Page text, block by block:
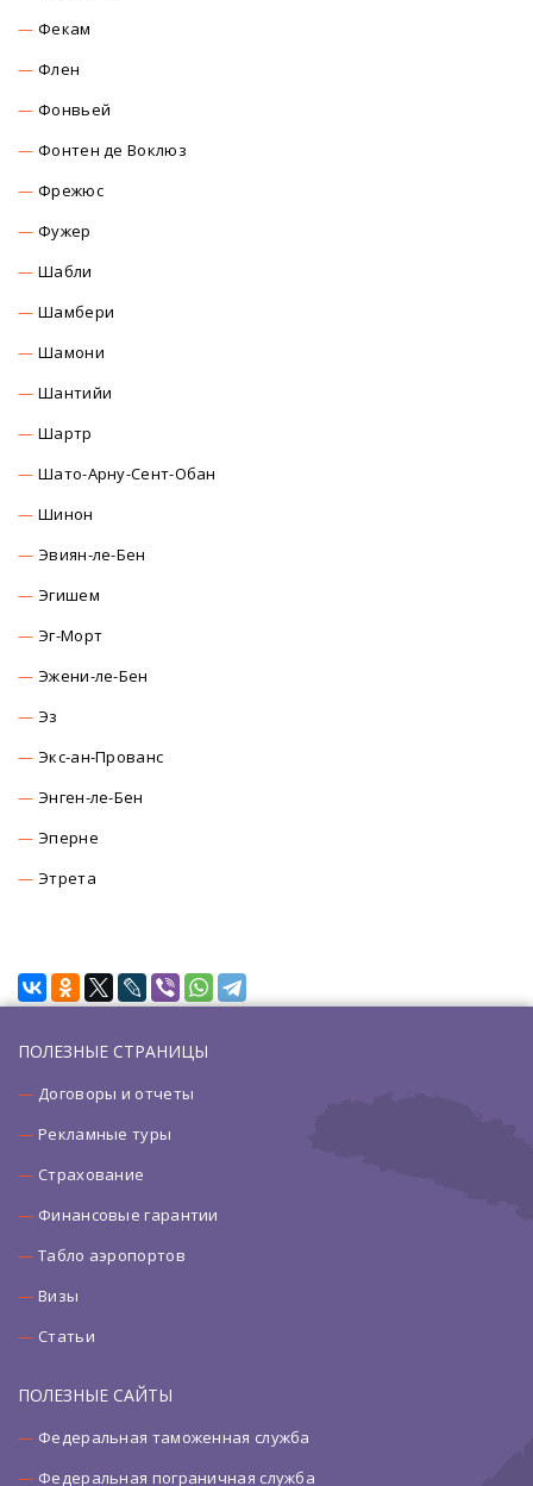
Фекам
Флен
Фонвьей
Фонтен де Воклюз
Фрежюс
Фужер
Шабли
Шамбери
Шамони
Шантийи
Шартр
Шато-Арну-Сент-Обан
Шинон
Эвиян-ле-Бен
Эгишем
Эг-Морт
Эжени-ле-Бен
Эз
Экс-ан-Прованс
Энген-ле-Бен
Эперне
Этрета
ПОЛЕЗНЫЕ СТРАНИЦЫ
Договоры и отчеты
Рекламные туры
Страхование
Финансовые гарантии
Табло аэропортов
Визы
Статьи
ПОЛЕЗНЫЕ САЙТЫ
Федеральная таможенная служба
Федеральная пограничная служба